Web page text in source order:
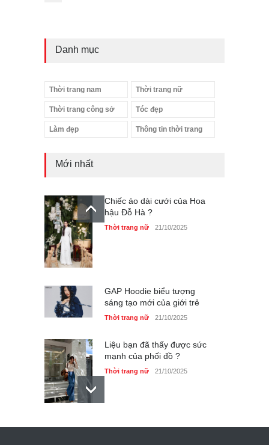
Danh mục
Thời trang nam Thời trang nữ
Thời trang công sở Tóc đẹp
Làm đẹp Thông tin thời trang
Mới nhất
Chiếc áo dài cưới của Hoa
hậu Đỗ Hà ?
Thời trang nữ 21/10/2025
GAP Hoodie biểu tượng
sáng tạo mới của giới trẻ
Thời trang nữ 21/10/2025
Liệu bạn đã thấy được sức
mạnh của phối đồ ?
Thời trang nữ 21/10/2025
Dàn túi hiệu ‘ xịn sò’ của nữ